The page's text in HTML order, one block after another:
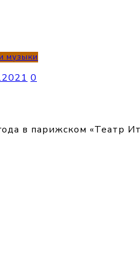
музыки
0
в парижском «Театр